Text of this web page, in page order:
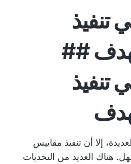
تنفيذ
##
تنفيذ
إلا أن تنفيذ مقاييس
هناك العديد من التحديات